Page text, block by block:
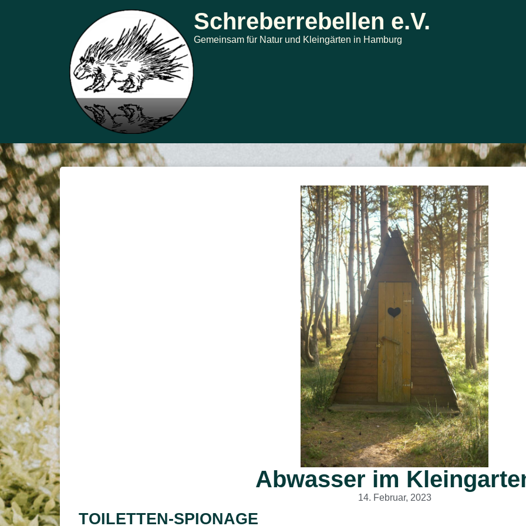
Schreberrebellen e.V.
Gemeinsam für Natur und Kleingärten in Hamburg
Abwasser im
14. Februar, 2023
TOILETTEN-SPIONAGE